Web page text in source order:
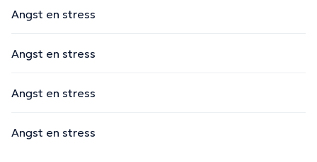
Angst en stress
Angst en stress
Angst en stress
Angst en stress